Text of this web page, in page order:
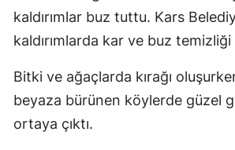
kaldırımlar buz tuttu. Kars
kaldırımlarda kar ve buz temizliği
Bitki ve ağaçlarda kırağı
beyaza bürünen köylerde güzel
ortaya çıktı.